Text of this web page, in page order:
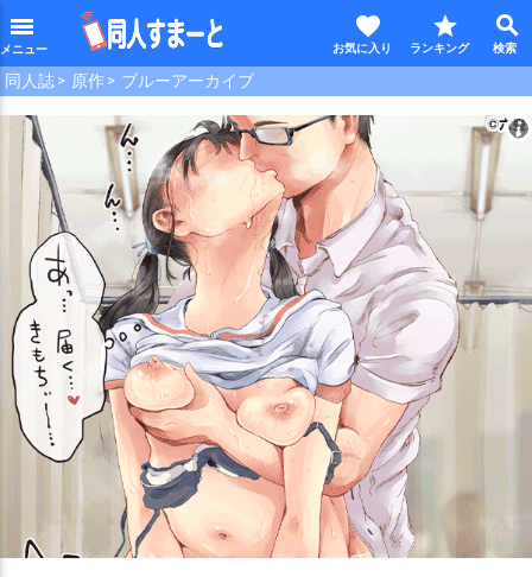
menu search
star
favorite
同人誌 原作 ブルーアーカイブ